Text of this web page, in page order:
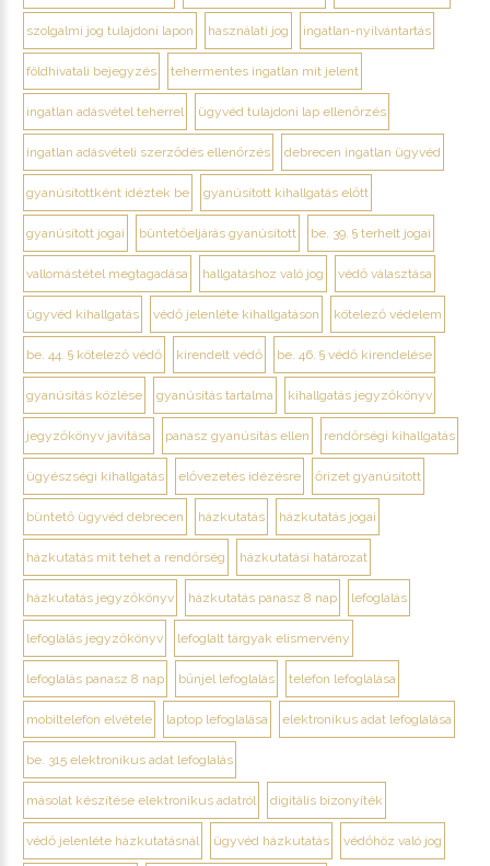
szolgalmi jog tulajdoni lapon használati jog ingatlan-nyilvántartás
földhivatali bejegyzés tehermentes ingatlan mit jelent
ingatlan adásvétel teherrel ügyvéd tulajdoni lap ellenőrzés
ingatlan adásvételi szerződés ellenőrzés debrecen ingatlan ügyvéd
gyanúsítottként idéztek be gyanúsított kihallgatás előtt
gyanúsított jogai büntetőeljárás gyanúsított be. 39. § terhelt jogai
vallomástétel megtagadása hallgatáshoz való jog védő választása
ügyvéd kihallgatás védő jelenléte kihallgatáson kötelező védelem
be. 44. § kötelező védő kirendelt védő be. 46. § védő kirendelése
gyanúsítás közlése gyanúsítás tartalma kihallgatás jegyzőkönyv
jegyzőkönyv javítása panasz gyanúsítás ellen rendőrségi kihallgatás
ügyészségi kihallgatás elővezetés idézésre őrizet gyanúsított
büntető ügyvéd debrecen házkutatás házkutatás jogai
házkutatás mit tehet a rendőrség házkutatási határozat
házkutatás jegyzőkönyv házkutatás panasz 8 nap lefoglalás
lefoglalás jegyzőkönyv lefoglalt tárgyak elismervény
lefoglalás panasz 8 nap bűnjel lefoglalás telefon lefoglalása
mobiltelefon elvétele laptop lefoglalása elektronikus adat lefoglalása
be. 315 elektronikus adat lefoglalás
másolat készítése elektronikus adatról digitális bizonyíték
védő jelenléte házkutatásnál ügyvéd házkutatás védőhöz való jog